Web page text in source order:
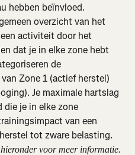
hebben beïnvloed.
overzicht van het
activiteit door het
dat je in elke zone hebt
de
Zone 1 (actief herstel)
Je maximale hartslag
die je in elke zone
van een
tot zware belasting.
voor meer informatie.